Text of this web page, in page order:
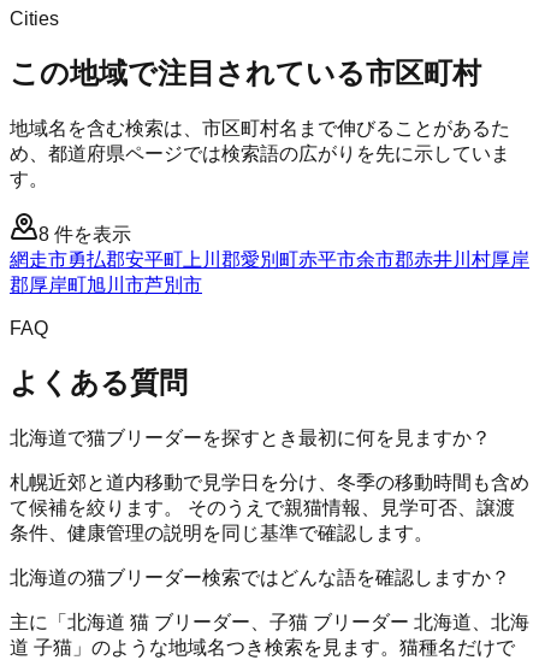
Cities
この地域で注目されている市区町村
地域名を含む検索は、市区町村名まで伸びることがあるた
め、都道府県ページでは検索語の広がりを先に示していま
す。
8 件を表示
網走市勇払郡安平町 上川郡愛別町赤平市余市郡赤井川村厚岸
郡厚岸町旭川市芦別市
FAQ
よくある質問
北海道で猫ブリーダーを探すとき最初に何を見ますか？
札幌近郊と道内移動で見学日を分け、冬季の移動時間も含め
て候補を絞ります。 そのうえで親猫情報、見学可否、譲渡
条件、健康管理の説明を同じ基準で確認します。
北海道の猫ブリーダー検索ではどんな語を確認しますか？
主に「北海道 猫 ブリーダー、子猫 ブリーダー 北海道、北海
道 子猫」のような地域名つき検索を見ます。猫種名だけで